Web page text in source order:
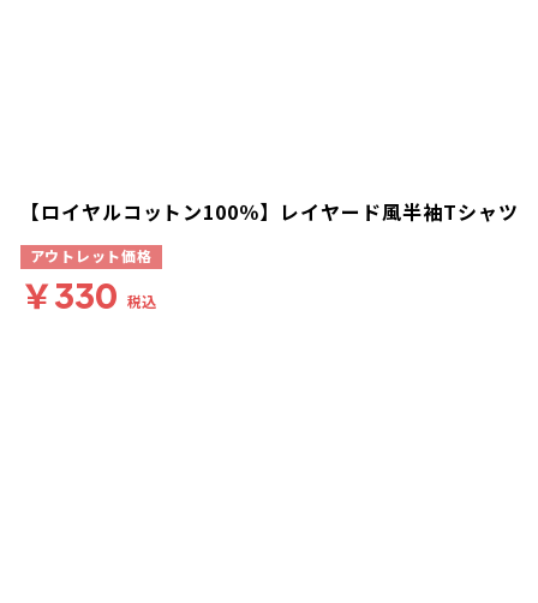
【ロイヤルコットン100％】レイヤード風半袖Tシャツ
アウトレット価格
￥330 税込